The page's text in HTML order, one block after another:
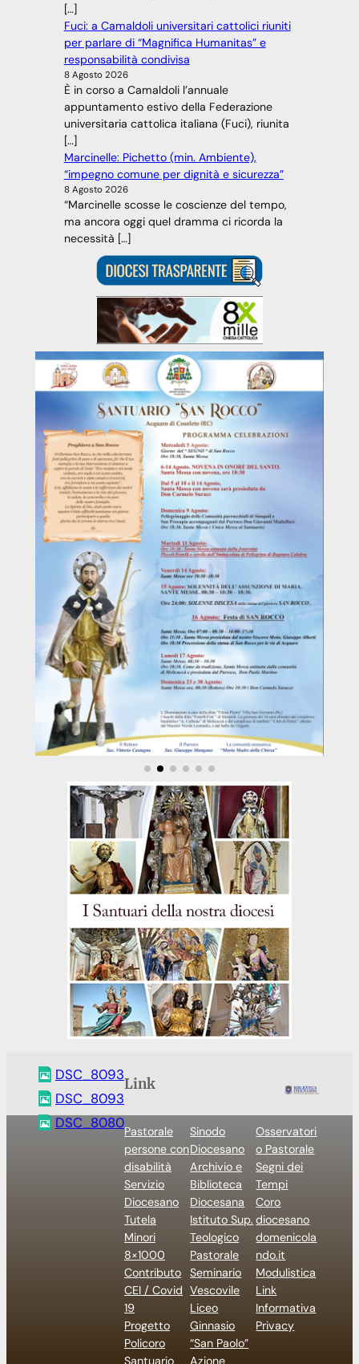
[…]
Fuci: a Camaldoli universitari cattolici riuniti
per parlare di “Magnifica Humanitas” e
responsabilità condivisa
8 Agosto 2026
È in corso a Camaldoli l’annuale
appuntamento estivo della Federazione
universitaria cattolica italiana (Fuci), riunita
[…]
Marcinelle: Pichetto (min. Ambiente),
“impegno comune per dignità e sicurezza”
8 Agosto 2026
“Marcinelle scosse le coscienze del tempo,
ma ancora oggi quel dramma ci ricorda la
necessità […]
DSC_8093
DSC_8093
DSC_8080
Link
Pastorale
persone con
disabilità
Servizio
Diocesano
Tutela
Minori
8×1000
Contributo
CEI / Covid
19
Progetto
Policoro
Santuario
Sinodo
Diocesano
Archivio e
Biblioteca
Diocesana
Istituto Sup.
Teologico
Pastorale
Seminario
Vescovile
Liceo
Ginnasio
“San Paolo”
Azione
Osservatori
o Pastorale
Segni dei
Tempi
Coro
diocesano
domenicola
ndo.it
Modulistica
Link
Informativa
Privacy